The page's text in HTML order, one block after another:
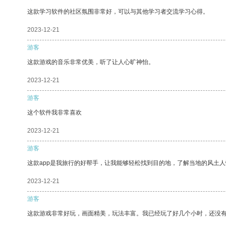
这款学习软件的社区氛围非常好，可以与其他学习者交流学习心得。
2023-12-21
游客
这款游戏的音乐非常优美，听了让人心旷神怡。
2023-12-21
游客
这个软件我非常喜欢
2023-12-21
游客
这款app是我旅行的好帮手，让我能够轻松找到目的地，了解当地的风土人
2023-12-21
游客
这款游戏非常好玩，画面精美，玩法丰富。我已经玩了好几个小时，还没有